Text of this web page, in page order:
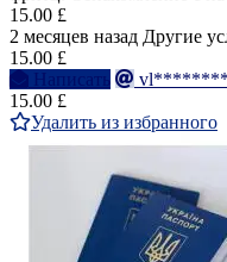
15.00 £
2 месяцев назад Другие
15.00 £
Написать
15.00 £
Удалить из избранного